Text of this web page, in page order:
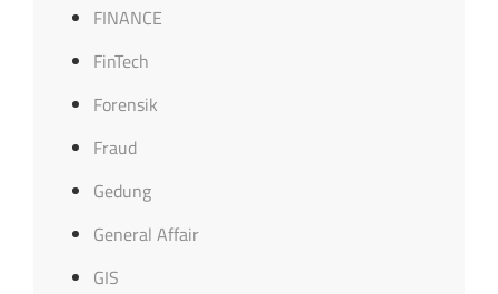
FINANCE
FinTech
Forensik
Fraud
Gedung
General Affair
GIS